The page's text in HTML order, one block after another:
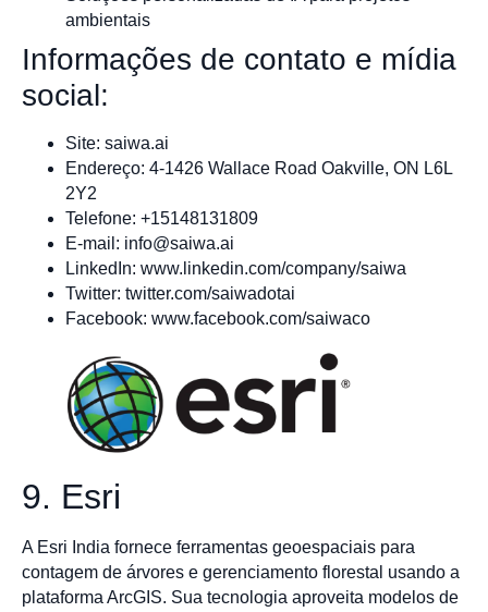
ambientais
Informações de contato e mídia
social:
Site: saiwa.ai
Endereço: 4-1426 Wallace Road Oakville, ON L6L
2Y2
Telefone: +15148131809
E-mail: info@saiwa.ai
LinkedIn: www.linkedin.com/company/saiwa
Twitter: twitter.com/saiwadotai
Facebook: www.facebook.com/saiwaco
9. Esri
A Esri India fornece ferramentas geoespaciais para
contagem de árvores e gerenciamento florestal usando a
plataforma ArcGIS. Sua tecnologia aproveita modelos de